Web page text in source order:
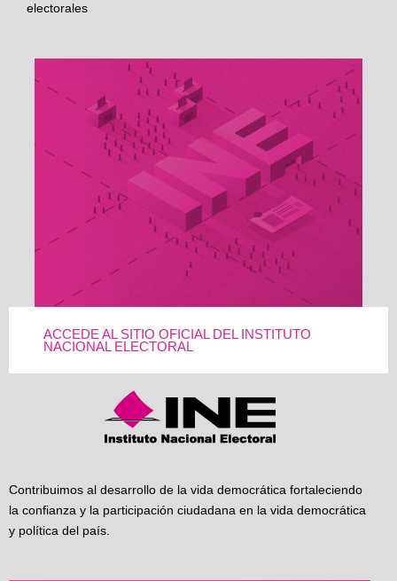
electorales
ACCEDE AL SITIO OFICIAL DEL INSTITUTO
NACIONAL ELECTORAL
Contribuimos al desarrollo de la vida democrática fortaleciendo
la confianza y la participación ciudadana en la vida democrática
y política del país.